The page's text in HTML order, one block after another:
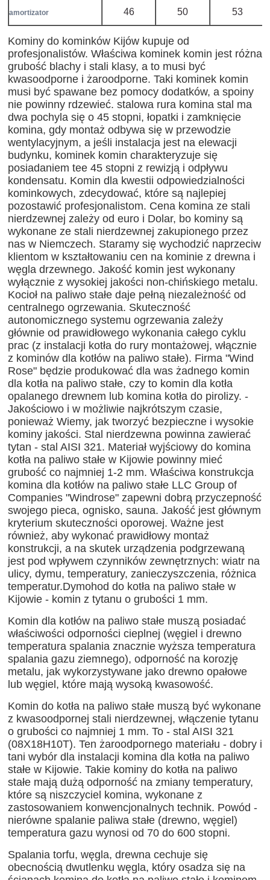
amortizator 46 50 53
Kominy do kominków Kijów kupuje od
profesjonalistów. Właściwa kominek komin jest różna
grubość blachy i stali klasy, a to musi być
kwasoodporne i żaroodporne. Taki kominek komin
musi być spawane bez pomocy dodatków, a spoiny
nie powinny rdzewieć. stalowa rura komina stal ma
dwa pochyla się o 45 stopni, łopatki i zamknięcie
komina, gdy montaż odbywa się w przewodzie
wentylacyjnym, a jeśli instalacja jest na elewacji
budynku, kominek komin charakteryzuje się
posiadaniem tee 45 stopni z rewizją i odpływu
kondensatu. Komin dla kwestii odpowiedzialności
kominkowych, zdecydować, które są najlepiej
pozostawić profesjonalistom. Cena komina ze stali
nierdzewnej zależy od euro i Dolar, bo kominy są
wykonane ze stali nierdzewnej zakupionego przez
nas w Niemczech. Staramy się wychodzić naprzeciw
klientom w kształtowaniu cen na kominie z drewna i
węgla drzewnego. Jakość komin jest wykonany
wyłącznie z wysokiej jakości non-chińskiego metalu.
Kocioł na paliwo stałe daje pełną niezależność od
centralnego ogrzewania. Skuteczność
autonomicznego systemu ogrzewania zależy
głównie od prawidłowego wykonania całego cyklu
prac (z instalacji kotła do rury montażowej, włącznie
z kominów dla kotłów na paliwo stałe). Firma "Wind
Rose" będzie produkować dla was żadnego komin
dla kotła na paliwo stałe, czy to komin dla kotła
opalanego drewnem lub komina kotła do pirolizy. -
Jakościowo i w możliwie najkrótszym czasie,
ponieważ Wiemy, jak tworzyć bezpieczne i wysokie
kominy jakości. Stal nierdzewna powinna zawierać
tytan - stal AISI 321. Materiał wyjściowy do komina
kotła na paliwo stałe w Kijowie powinny mieć
grubość co najmniej 1-2 mm. Właściwa konstrukcja
komina dla kotłów na paliwo stałe LLC Group of
Companies "Windrose" zapewni dobrą przyczepność
swojego pieca, ognisko, sauna. Jakość jest głównym
kryterium skuteczności oporowej. Ważne jest
również, aby wykonać prawidłowy montaż
konstrukcji, a na skutek urządzenia podgrzewaną
jest pod wpływem czynników zewnętrznych: wiatr na
ulicy, dymu, temperatury, zanieczyszczenia, różnica
temperatur.Dymohod do kotła na paliwo stałe w
Kijowie - komin z tytanu o grubości 1 mm.
Komin dla kotłów na paliwo stałe muszą posiadać
właściwości odporności cieplnej (węgiel i drewno
temperatura spalania znacznie wyższa temperatura
spalania gazu ziemnego), odporność na korozję
metalu, jak wykorzystywane jako drewno opałowe
lub węgiel, które mają wysoką kwasowość.
Komin do kotła na paliwo stałe muszą być wykonane
z kwasoodpornej stali nierdzewnej, włączenie tytanu
o grubości co najmniej 1 mm. To - stal AISI 321
(08X18H10T). Ten żaroodpornego materiału - dobry i
tani wybór dla instalacji komina dla kotła na paliwo
stałe w Kijowie. Takie kominy do kotła na paliwo
stałe mają dużą odporność na zmiany temperatury,
które są niszczyciel komina, wykonane z
zastosowaniem konwencjonalnych technik. Powód -
nierówne spalanie paliwa stałe (drewno, węgiel)
temperatura gazu wynosi od 70 do 600 stopni.
Spalania torfu, węgla, drewna cechuje się
obecnością dwutlenku węgla, który osadza się na